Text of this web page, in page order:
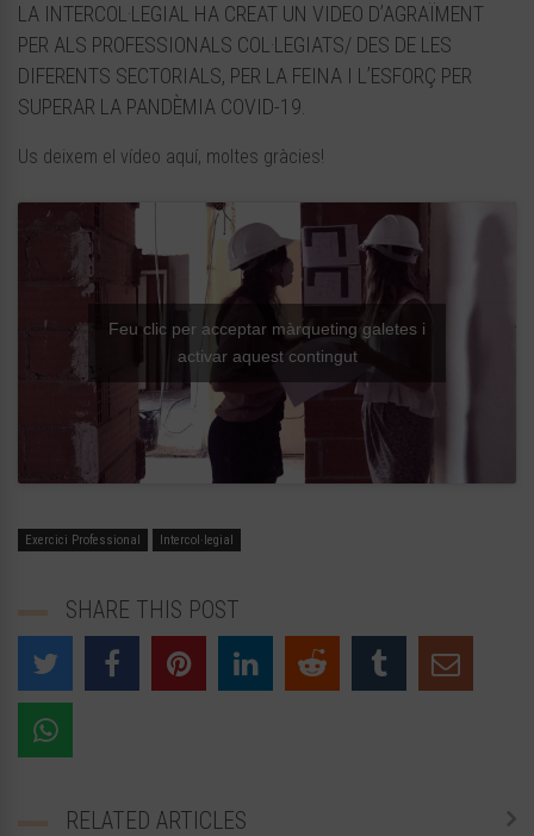
LA INTERCOL·LEGIAL HA CREAT UN VIDEO D’AGRAÏMENT
PER ALS PROFESSIONALS COL·LEGIATS/ DES DE LES
DIFERENTS SECTORIALS, PER LA FEINA I L’ESFORÇ PER
SUPERAR LA PANDÈMIA COVID-19.
Us deixem el vídeo aquí, moltes gràcies!
Feu clic per acceptar màrqueting galetes i
activar aquest contingut
Exercici Professional Intercol·legial
SHARE THIS POST
RELATED ARTICLES